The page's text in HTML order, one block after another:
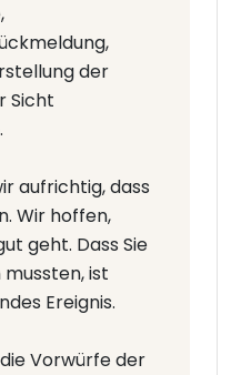
der
Sicht
aufrichtig, dass
Wir hoffen,
geht. Dass Sie
ist
Ereignis.
Vorwürfe der